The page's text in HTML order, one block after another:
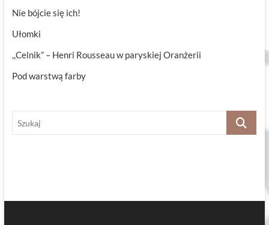
Nie bójcie się ich!
Ułomki
,,Celnik” – Henri Rousseau w paryskiej Oranżerii
Pod warstwą farby
Szukaj